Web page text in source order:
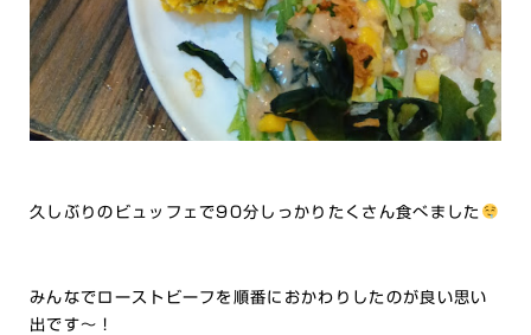
久しぶりのビュッフェで90分しっかりたくさん食べました
みんなでローストビーフを順番におかわりしたのが良い思い
出です～！